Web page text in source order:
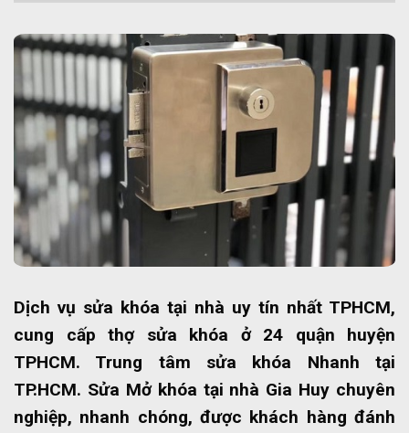
Dịch vụ sửa khóa tại nhà uy tín nhất TPHCM,
cung cấp thợ sửa khóa ở 24 quận huyện
TPHCM. Trung tâm sửa khóa Nhanh tại
TP.HCM. Sửa Mở khóa tại nhà Gia Huy chuyên
nghiệp, nhanh chóng, được khách hàng đánh